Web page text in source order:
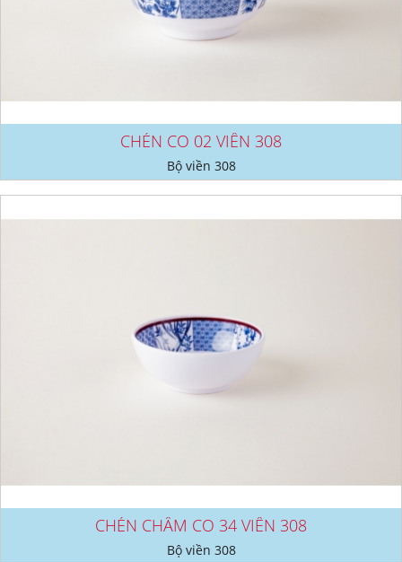
CHÉN CO 02 VIỀN 308
Bộ viền 308
CHÉN CHẤM CO 34 VIỀN 308
Bộ viền 308